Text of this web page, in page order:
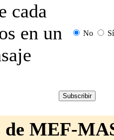
cada
en un
No Sí
de MEF-